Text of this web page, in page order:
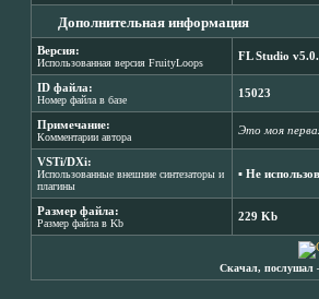
Дополнительная информация
Версия:
Использованная версия FruityLoops
FL Studio
ID файла:
Номер файла в базе
15023
Примечание:
Комментарии автора
Это моя
VSTi/DXi:
Использованные внешние синтезаторы и
плагины
▪ Не
Размер файла:
Размер файла в Kb
229 Kb
Скачал, послушал